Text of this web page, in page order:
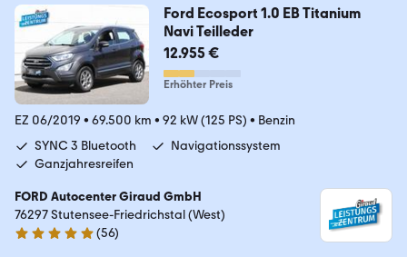
Ford Ecosport 1.0 EB Titanium
Navi Teilleder
12.955 €
Erhöhter Preis
EZ 06/2019 • 69.500 km • 92 kW (125 PS) • Benzin
SYNC 3 Bluetooth
Navigationssystem
Ganzjahresreifen
FORD Autocenter Giraud GmbH
76297 Stutensee-Friedrichstal (West)
5 Sterne
(56)